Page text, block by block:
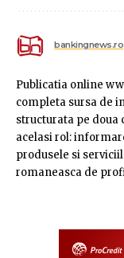
bankingnews.ro
Publicatia online
completa sursa de
structurata pe doua
acelasi rol:
produsele si
romaneasca de